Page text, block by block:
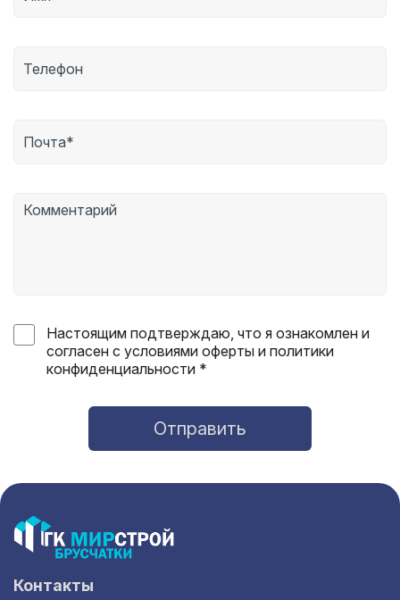
Настоящим подтверждаю, что я ознакомлен и
согласен с условиями оферты и политики
конфиденциальности *
Отправить
Контакты